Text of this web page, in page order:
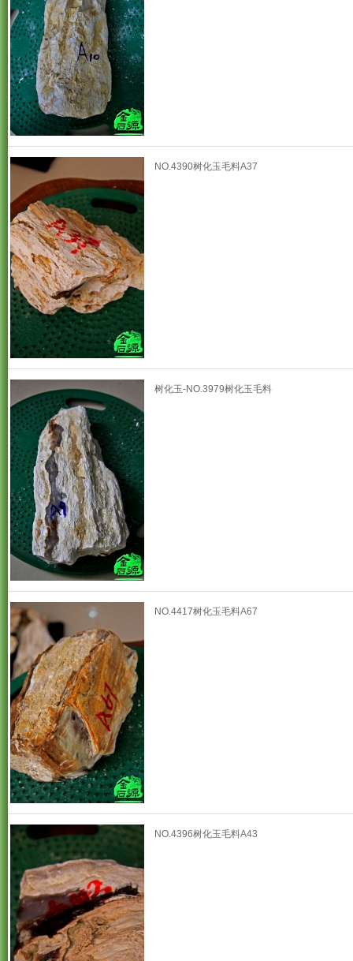
NO.4390树化玉毛料A37
树化玉-NO.3979树化玉毛料
NO.4417树化玉毛料A67
NO.4396树化玉毛料A43